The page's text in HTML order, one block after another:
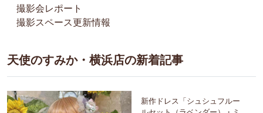
撮影会レポート
撮影スペース更新情報
天使のすみか・横浜店の新着記事
新作ドレス「シュシュフルー